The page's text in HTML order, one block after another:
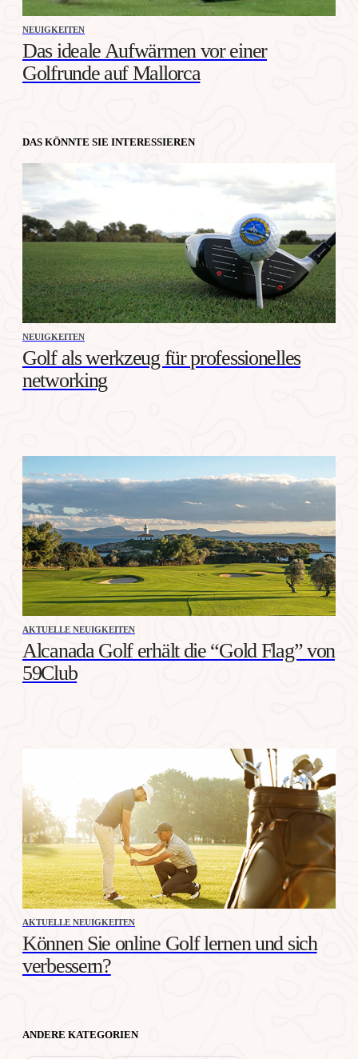
NEUIGKEITEN
Das ideale Aufwärmen vor einer
Golfrunde auf Mallorca
DAS KÖNNTE SIE INTERESSIEREN
NEUIGKEITEN
Golf als werkzeug für professionelles
networking
AKTUELLE NEUIGKEITEN
Alcanada Golf erhält die “Gold Flag” von
59Club
AKTUELLE NEUIGKEITEN
Können Sie online Golf lernen und sich
verbessern?
ANDERE KATEGORIEN